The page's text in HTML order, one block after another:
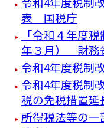
表 国税庁
「令和４年度
年３月） 財務
令和4年度税
令和4年度税制
税の免税措置
所得税法等の